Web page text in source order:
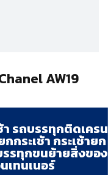
AW19
า รถบรรทุกติดเครน
กระเช้า กระเช้ายก
รทุกขนย้ายสิ่งของ
เทนเนอร์